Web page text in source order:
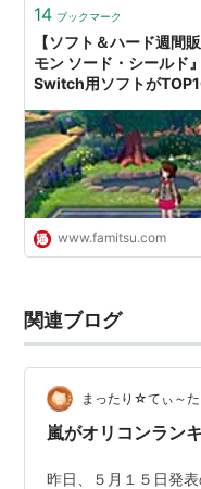
14 ブックマーク
【ソフト＆ハード週間
モン ソード・シールド
Switch用ソフトが
【12/2～12/8】 | ゲー
新情報のファミ通.com
www.famitsu.com
関連ブログ
まったり☆てぃ～
嵐がオリコンラン
昨日、５月１５日発